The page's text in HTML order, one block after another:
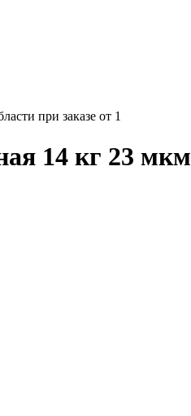
при заказе от 1
14 кг 23 мкм